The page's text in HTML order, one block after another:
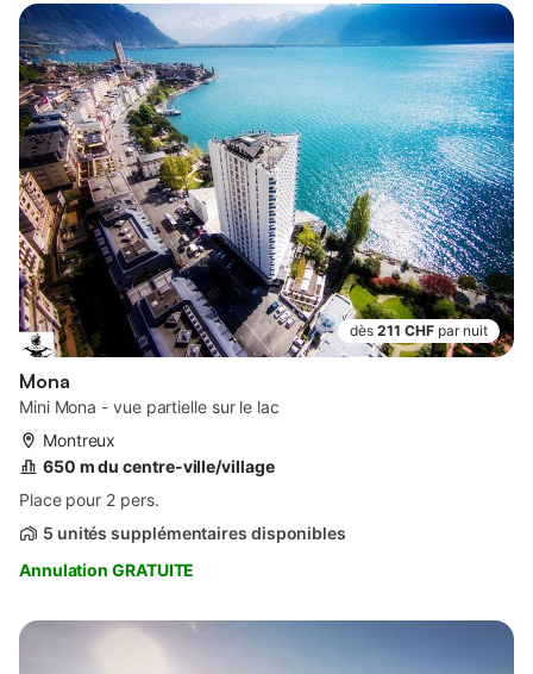
dès 211 CHF par nuit
Mona
Mini Mona - vue partielle sur le lac
Montreux
650 m du centre-ville/village
Place pour 2 pers.
5 unités supplémentaires disponibles
Annulation GRATUITE